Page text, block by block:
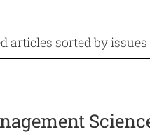
articles sorted by issues